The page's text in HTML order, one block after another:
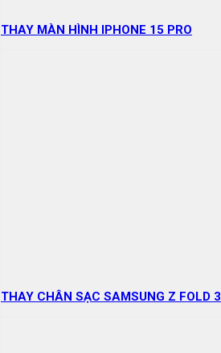
THAY MÀN HÌNH IPHONE 15 PRO
THAY CHÂN SẠC SAMSUNG Z FOLD 3